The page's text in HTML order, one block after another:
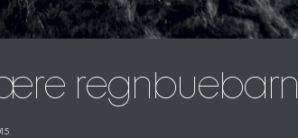
regnbuebarn